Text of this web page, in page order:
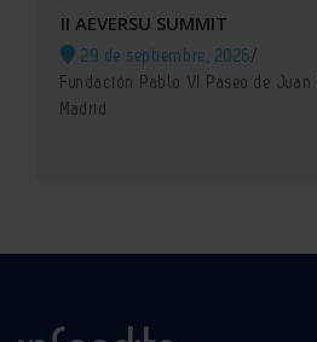
II AEVERSU SUMMIT
29 de septiembre, 2026/
Fundación Pablo VI Paseo de Juan
Madrid